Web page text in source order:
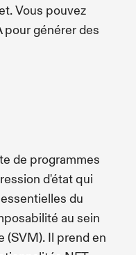
Vous pouvez
pour générer des
de programmes
d'état qui
du
au sein
(SVM). Il prend en